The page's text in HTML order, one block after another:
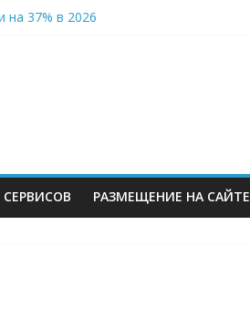
на 37% в 2026
РАЗМЕЩЕНИЕ НА САЙТЕ